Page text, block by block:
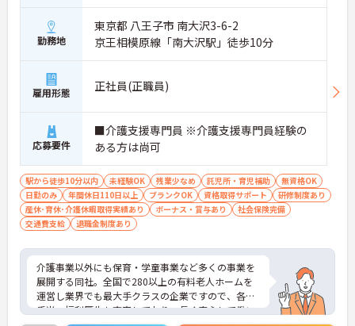
勤務地
東京都 八王子市 南大沢3-6-2
京王相模原線「南大沢駅」徒歩10分
雇用形態 正社員(正職員)
応募要件
■介護支援専門員 ※介護支援専門員経験の
ある方は尚可
駅から徒歩10分以内 未経験OK 残業少なめ 託児所・育児補助
無資格OK
日勤のみ
年間休日110日以上 ブランクOK 資格取得サポート
研修制度あり
産休･育休･介護休暇取得実績あり
ボーナス・賞与あり
社会保険完備
交通費支給
退職金制度あり
介護事業以外にも保育・学童事業など多くの事業を
展開する同社。全国で280以上の有料老人ホームを
運営し業界でも最大手クラスの企業ですので、各種
手当、福利厚生も充実しており、長く安心して働い